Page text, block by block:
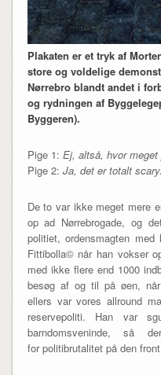
Plakaten er et tryk af
store og voldelige
Nørrebro blandt andet i
og rydningen af
Byggeren).
Pige 1: Ej, altså, hvor meget
Pige 2: Ja, det er totalt scary.
De to var ikke meget mere
op ad Nørrebrogade, og
politiet, ordensmagten
Fittibolla© når han vokser
med ikke flere end 1000
besøg af og til på øen,
ellers var vores allround
reservepoliti. Han var
barndomsveninde,
for politibrutalitet på den